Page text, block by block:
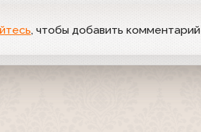
, чтобы добавить комментарий